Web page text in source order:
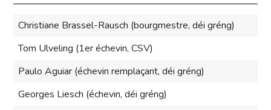
Christiane Brassel-Rausch (bourgmestre, déi gréng)
Tom Ulveling (1er échevin, CSV)
Paulo Aguiar (échevin remplaçant, déi gréng)
Georges Liesch (échevin, déi gréng)